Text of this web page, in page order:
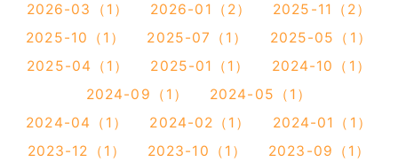
2026-03（1）
2026-01（2）
2025-11（2）
2025-10（1）
2025-07（1）
2025-05（1）
2025-04（1）
2025-01（1）
2024-10（1）
2024-09（1）
2024-05（1）
2024-04（1）
2024-02（1）
2024-01（1）
2023-12（1）
2023-10（1）
2023-09（1）